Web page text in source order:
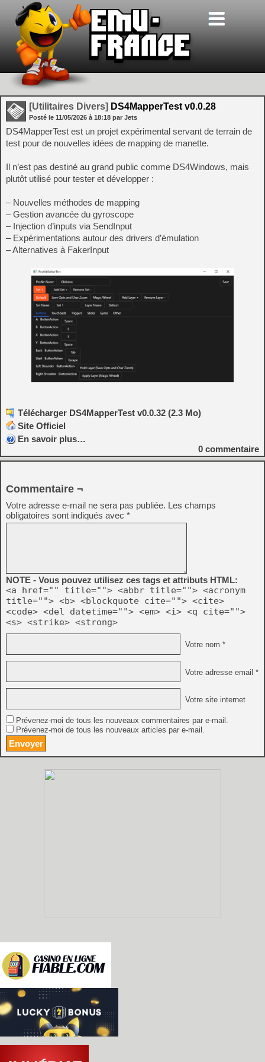
[Utilitaires Divers] DS4MapperTest v0.0.28
Posté le 11/05/2026 à 18:18 par Jets
DS4MapperTest est un projet expérimental servant de terrain de
test pour de nouvelles idées de mapping de manette.
Il n’est pas destiné au grand public comme DS4Windows, mais
plutôt utilisé pour tester et développer :
– Nouvelles méthodes de mapping
– Gestion avancée du gyroscope
– Injection d’inputs via SendInput
– Expérimentations autour des drivers d’émulation
– Alternatives à FakerInput
Télécharger DS4MapperTest v0.0.32 (2.3 Mo)
Site Officiel
En savoir plus…
0 commentaire
Commentaire ¬
Votre adresse e-mail ne sera pas publiée. Les champs
obligatoires sont indiqués avec *
NOTE - Vous pouvez utilisez ces tags et attributs HTML:
<a href="" title=""> <abbr title=""> <acronym
title=""> <b> <blockquote cite=""> <cite>
<code> <del datetime=""> <em> <i> <q cite="">
<s> <strike> <strong>
Votre nom *
Votre adresse email *
Votre site internet
Prévenez-moi de tous les nouveaux commentaires par e-mail.
Prévenez-moi de tous les nouveaux articles par e-mail.